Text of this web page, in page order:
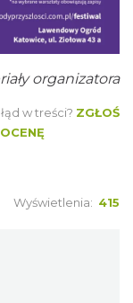
2026-12-11
organizatora
w treści? ZGŁOŚ
Wyświetlenia: 415